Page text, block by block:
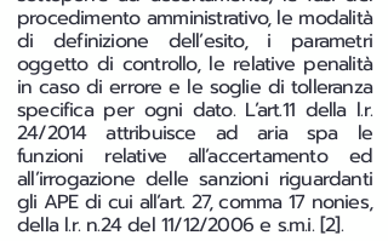
procedimento amministrativo, le modalità
di definizione dell’esito, i parametri
oggetto di controllo, le relative penalità
in caso di errore e le soglie di tolleranza
specifica per ogni dato. L’art.11 della l.r.
24/2014 attribuisce ad aria spa le
funzioni relative all’accertamento ed
all’irrogazione delle sanzioni riguardanti
gli APE di cui all’art. 27, comma 17 nonies,
della l.r. n.24 del 11/12/2006 e s.m.i. [2].